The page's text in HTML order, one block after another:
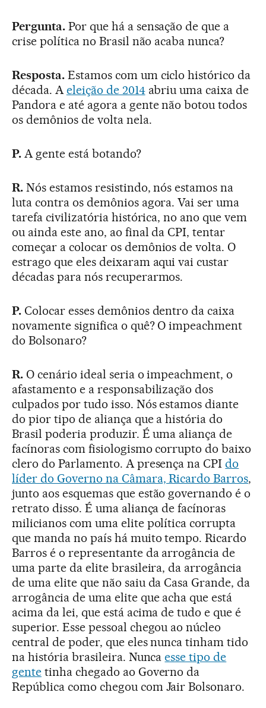
Pergunta. Por que há a sensação de que a
crise política no Brasil não acaba nunca?
Resposta. Estamos com um ciclo histórico da
década. Aeleição de 2014abriu uma caixa de
Pandora e até agora a gente não botou todos
os demônios de volta nela.
P. A gente está botando?
R. Nós estamos resistindo, nós estamos na
luta contra os demônios agora. Vai ser uma
tarefa civilizatória histórica, no ano que vem
ou ainda este ano, ao final da CPI, tentar
começar a colocar os demônios de volta. O
estrago que eles deixaram aqui vai custar
décadas para nós recuperarmos.
P. Colocar esses demônios dentro da caixa
novamente significa o quê? O impeachment
do Bolsonaro?
R. O cenário ideal seria o impeachment, o
afastamento e a responsabilização dos
culpados por tudo isso. Nós estamos diante
do pior tipo de aliança que a história do
Brasil poderia produzir. É uma aliança de
facínoras com fisiologismo corrupto do baixo
clero do Parlamento. A presença na CPIdo
líder do Governo na Câmara, Ricardo Barros,
junto aos esquemas que estão governando é o
retrato disso. É uma aliança de facínoras
milicianos com uma elite política corrupta
que manda no país há muito tempo. Ricardo
Barros é o representante da arrogância de
uma parte da elite brasileira, da arrogância
de uma elite que não saiu da Casa Grande, da
arrogância de uma elite que acha que está
acima da lei, que está acima de tudo e que é
superior. Esse pessoal chegou ao núcleo
central de poder, que eles nunca tinham tido
na história brasileira. Nuncaesse tipo de
gentetinha chegado ao Governo da
República como chegou com Jair Bolsonaro.